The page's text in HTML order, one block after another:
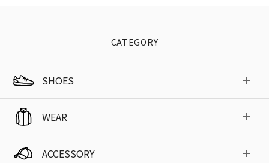
CATEGORY
SHOES
WEAR
ACCESSORY